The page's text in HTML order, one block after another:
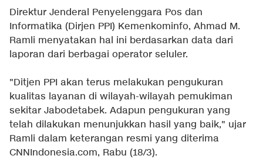
Direktur Jenderal Penyelenggara Pos dan
Informatika (Dirjen PPI) Kemenkominfo, Ahmad M.
Ramli menyatakan hal ini berdasarkan data dari
laporan dari berbagai operator seluler.
"Ditjen PPI akan terus melakukan pengukuran
kualitas layanan di wilayah-wilayah pemukiman
sekitar Jabodetabek. Adapun pengukuran yang
telah dilakukan menunjukkan hasil yang baik," ujar
Ramli dalam keterangan resmi yang diterima
CNNIndonesia.com, Rabu (18/3).